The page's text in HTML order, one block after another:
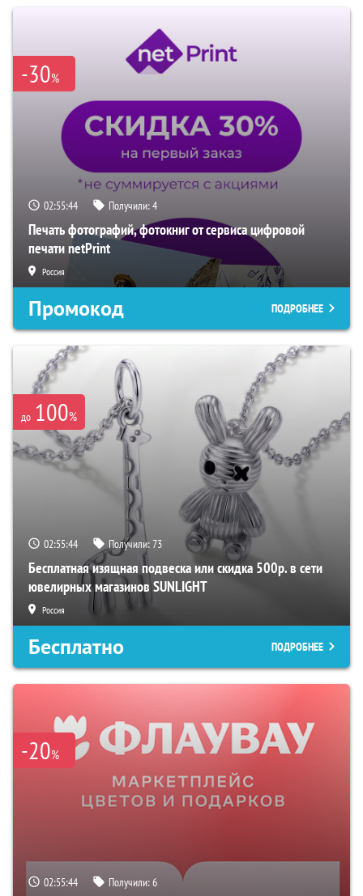
-30%
02:55:43 Получили:4
Печать фотографий, фотокниг от сервиса цифровой
печати netPrint
Россия
Промокод ПОДРОБНЕЕ
до 100%
02:55:43 Получили:73
Бесплатная изящная подвеска или скидка 500р. в сети
ювелирных магазинов SUNLIGHT
Россия
Бесплатно ПОДРОБНЕЕ
-20%
02:55:43 Получили:6